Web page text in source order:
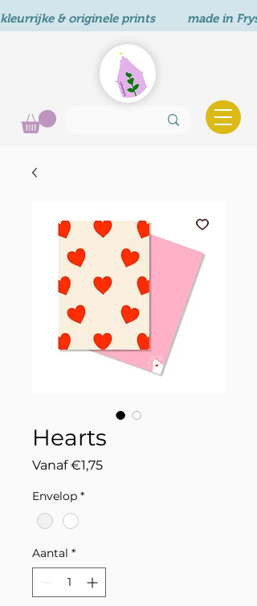
kleurrijke & originele prints          made in
Hearts
Vanaf€1,75Verkoopprijs
Envelop *
Aantal *